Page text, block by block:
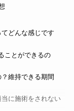
どんな感じです
ことができるの
維持できる期間
に施術をされない